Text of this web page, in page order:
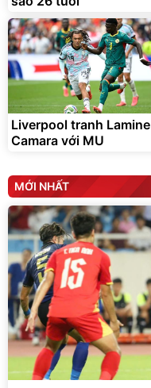
Liverpool tranh Lamine
Camara với MU
MỚI NHẤT